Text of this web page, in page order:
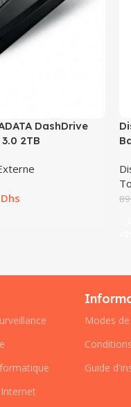
DashDrive
2TB
Dhs
Modes
Guide